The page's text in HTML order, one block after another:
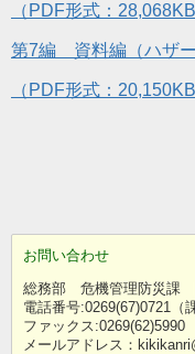
（PDF形式：28,068KB
第7編 資料編（ハザー
（PDF形式：20,150KB
お問い合わせ
総務部 危機管理防災課
電話番号:0269(67)0721（
ファックス:0269(62)5990
メールアドレス：